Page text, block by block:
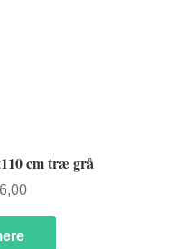
cm træ grå